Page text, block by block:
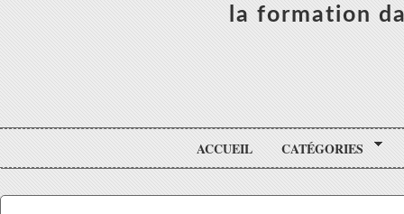
la formation
ACCUEIL CATÉGORIES